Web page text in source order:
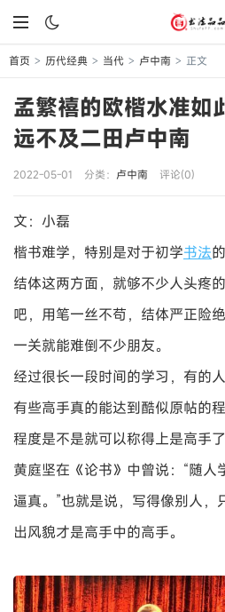
首页 > 历代经典 > 当代 > 卢中南 > 正文
孟繁禧的欧楷水准如
远不及二田卢中南
2022-05-01 分类： 卢中南 评论(0)
文：小磊
楷书难学，特别是对于初学书法
结体这两方面，就够不少人头疼
吧，用笔一丝不苟，结体严正险
一关就能难倒不少朋友。
经过很长一段时间的学习，有的
有些高手真的能达到酷似原帖的
程度是不是就可以称得上是高手
黄庭坚在《论书》中曾说：“随人
逼真。”也就是说，写得像别人，
出风貌才是高手中的高手。